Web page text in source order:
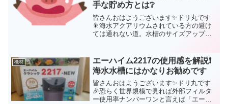
手な貯め方とは❔
皆さんおはようございます✨ドリ丸です
🎇海水アクアリウムされている方の避け
ては通れない道。水槽のサイズアップ問
を最初見た時は「大きい❗」と思いました
よ。ところが今では‥...
機材
エーハイム2217の使用感を解説❗
海水水槽にはかなりお勧めです
皆さんおはようございます✨ドリ丸です
🎉恐らく世界規模で見れば外部フィルタ
ー使用率ナンバーワンと言えば「エーハ